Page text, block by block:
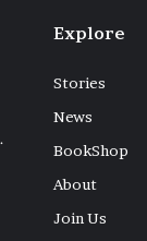
Explore
Stories
News
BookShop
About
Join Us